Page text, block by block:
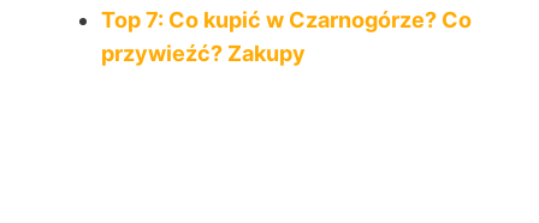
Top 7: Co kupić w Czarnogórze? Co
przywieźć? Zakupy